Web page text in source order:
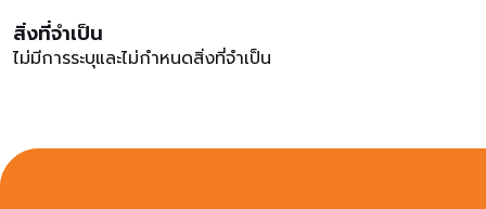
บริการแบบติดผนังและแบบแขวนตั้งพื้น --- 3.5%บริการติดตั้ง
เครื่องปรับอากาศ --- 3.5%บริการกำจัดและป้องกันปลวกด้วย
ระบบการวางเหยื่อ --- 3.5%อื่นๆนอกเหนือจากรายการข้างต้น
จะได้จาก ราคาสินค้าไม่รวมภาษี หลังหักส่วนลด รวมถึงการใช้
สิ่งที่จำเป็น
ไม่มีการระบุและไม่กำหนดสิ่งที่จำเป็น